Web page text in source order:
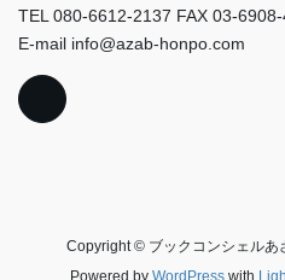
TEL 080-6612-2137 FAX 03-
E-mail info@azab-honpo.com
Copyright © ブックコンシェル